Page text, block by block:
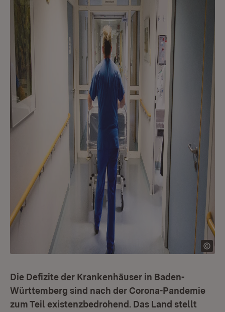
Die Defizite der Krankenhäuser in Baden-
Württemberg sind nach der Corona-Pandemie
zum Teil existenzbedrohend. Das Land stellt